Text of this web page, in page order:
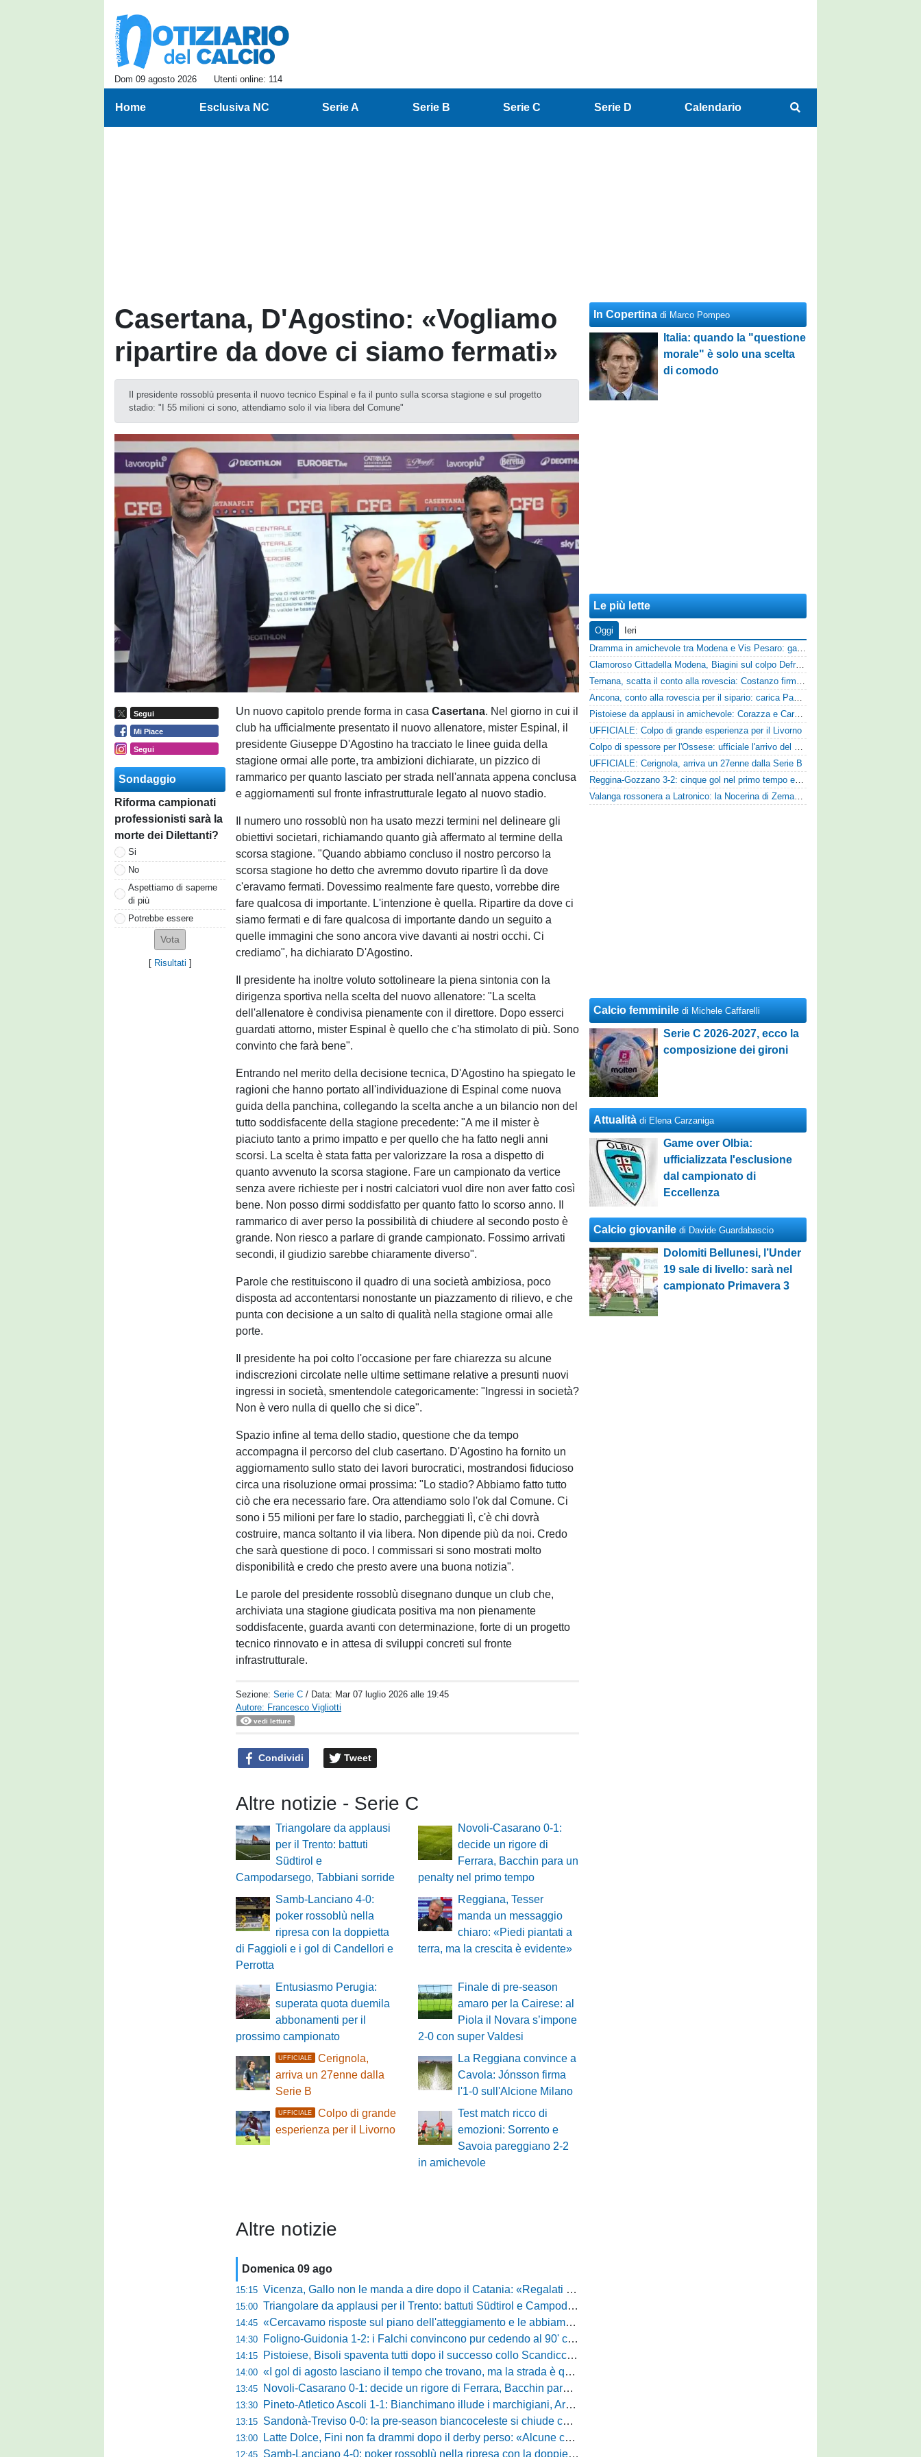
Dom 09 agosto 2026 Utenti online: 114
Home Esclusiva NC Serie A Serie B Serie C Serie D Calendario
Casertana, D'Agostino: «Vogliamo
ripartire da dove ci siamo fermati»
Il presidente rossoblù presenta il nuovo tecnico Espinal e fa il punto sulla scorsa stagione e sul progetto
stadio: "I 55 milioni ci sono, attendiamo solo il via libera del Comune"
Segui
Mi Piace
Segui
Sondaggio
Riforma campionati
professionisti sarà la
morte dei Dilettanti?
Si
No
Aspettiamo di saperne
di più
Potrebbe essere
[ Risultati ]
Un nuovo capitolo prende forma in casaCasertana. Nel giorno in cui il
club ha ufficialmente presentato il nuovo allenatore, mister Espinal, il
presidente Giuseppe D'Agostino ha tracciato le linee guida della
stagione ormai alle porte, tra ambizioni dichiarate, un pizzico di
rammarico per quanto lasciato per strada nell'annata appena conclusa
e aggiornamenti sul fronte infrastrutturale legato al nuovo stadio.
Il numero uno rossoblù non ha usato mezzi termini nel delineare gli
obiettivi societari, richiamando quanto già affermato al termine della
scorsa stagione. "Quando abbiamo concluso il nostro percorso la
scorsa stagione ho detto che avremmo dovuto ripartire lì da dove
c'eravamo fermati. Dovessimo realmente fare questo, vorrebbe dire
fare qualcosa di importante. L'intenzione è quella. Ripartire da dove ci
siamo fermati e di fare qualcosa di importante dando un seguito a
quelle immagini che sono ancora vive davanti ai nostri occhi. Ci
crediamo", ha dichiarato D'Agostino.
Il presidente ha inoltre voluto sottolineare la piena sintonia con la
dirigenza sportiva nella scelta del nuovo allenatore: "La scelta
dell'allenatore è condivisa pienamente con il direttore. Dopo esserci
guardati attorno, mister Espinal è quello che c'ha stimolato di più. Sono
convinto che farà bene".
Entrando nel merito della decisione tecnica, D'Agostino ha spiegato le
ragioni che hanno portato all'individuazione di Espinal come nuova
guida della panchina, collegando la scelta anche a un bilancio non del
tutto soddisfacente della stagione precedente: "A me il mister è
piaciuto tanto a primo impatto e per quello che ha fatto negli anni
scorsi. La scelta è stata fatta per valorizzare la rosa a dispetto di
quanto avvenuto la scorsa stagione. Fare un campionato da vertice
senza avere richieste per i nostri calciatori vuol dire non aver fatto così
bene. Non posso dirmi soddisfatto per quanto fatto lo scorso anno. Il
rammarico di aver perso la possibilità di chiudere al secondo posto è
grande. Non riesco a parlare di grande campionato. Fossimo arrivati
secondi, il giudizio sarebbe chiaramente diverso".
Parole che restituiscono il quadro di una società ambiziosa, poco
disposta ad accontentarsi nonostante un piazzamento di rilievo, e che
punta con decisione a un salto di qualità nella stagione ormai alle
porte.
Il presidente ha poi colto l'occasione per fare chiarezza su alcune
indiscrezioni circolate nelle ultime settimane relative a presunti nuovi
ingressi in società, smentendole categoricamente: "Ingressi in società?
Non è vero nulla di quello che si dice".
Spazio infine al tema dello stadio, questione che da tempo
accompagna il percorso del club casertano. D'Agostino ha fornito un
aggiornamento sullo stato dei lavori burocratici, mostrandosi fiducioso
circa una risoluzione ormai prossima: "Lo stadio? Abbiamo fatto tutto
ciò che era necessario fare. Ora attendiamo solo l'ok dal Comune. Ci
sono i 55 milioni per fare lo stadio, parcheggiati lì, c'è chi dovrà
costruire, manca soltanto il via libera. Non dipende più da noi. Credo
che sarà questione di poco. I commissari si sono mostrati molto
disponibilità e credo che presto avere una buona notizia".
Le parole del presidente rossoblù disegnano dunque un club che,
archiviata una stagione giudicata positiva ma non pienamente
soddisfacente, guarda avanti con determinazione, forte di un progetto
tecnico rinnovato e in attesa di sviluppi concreti sul fronte
infrastrutturale.
Sezione:Serie C / Data: Mar 07 luglio 2026 alle 19:45
Autore: Francesco Vigliotti
vedi letture
Condividi Tweet
Altre notizie - Serie C
Triangolare da applausi
per il Trento: battuti
Südtirol e
Campodarsego, Tabbiani sorride
Novoli-Casarano 0-1:
decide un rigore di
Ferrara, Bacchin para un
penalty nel primo tempo
Samb-Lanciano 4-0:
poker rossoblù nella
ripresa con la doppietta
di Faggioli e i gol di Candellori e
Perrotta
Reggiana, Tesser
manda un messaggio
chiaro: «Piedi piantati a
terra, ma la crescita è evidente»
Entusiasmo Perugia:
superata quota duemila
abbonamenti per il
prossimo campionato
Finale di pre-season
amaro per la Cairese: al
Piola il Novara s’impone
2-0 con super Valdesi
UFFICIALE
Cerignola,
arriva un 27enne dalla
Serie B
La Reggiana convince a
Cavola: Jónsson firma
l'1-0 sull'Alcione Milano
UFFICIALE
Colpo di grande
esperienza per il Livorno
Test match ricco di
emozioni: Sorrento e
Savoia pareggiano 2-2
in amichevole
Altre notizie
Domenica 09 ago
15:15 Vicenza, Gallo non le manda a dire dopo il Catania: «Regalati troppi palloni, Claiton ha calciato un pessimo rigore»
15:00 Triangolare da applausi per il Trento: battuti Südtirol e Campodarsego, Tabbiani sorride
14:45 «Cercavamo risposte sul piano dell'atteggiamento e le abbiamo avute»: Bernardini promuove i suoi e lancia la sfida al Taranto
14:30 Foligno-Guidonia 1-2: i Falchi convincono pur cedendo al 90' contro i laziali
14:15 Pistoiese, Bisoli spaventa tutti dopo il successo collo Scandicci: «Non possiamo fare un secondo tempo così, solo una cosa viene prima di questa maglia»
14:00 «I gol di agosto lasciano il tempo che trovano, ma la strada è quella giusta»: Alma fa volare la Reggina e carica l'ambiente
13:45 Novoli-Casarano 0-1: decide un rigore di Ferrara, Bacchin para un penalty nel primo tempo
13:30 Pineto-Atletico Ascoli 1-1: Bianchimano illude i marchigiani, Ardizzone salva i biancazzurri nel finale
13:15 Sandonà-Treviso 0-0: la pre-season biancoceleste si chiude con un pareggio senza reti
13:00 Latte Dolce, Fini non fa drammi dopo il derby perso: «Alcune cose non mi sono piaciute, ma siamo sulla strada giusta»
12:45 Samb-Lanciano 4-0: poker rossoblù nella ripresa con la doppietta di Faggioli e i gol di Candellori e Perrotta
In Copertina di Marco Pompeo
Italia: quando la "questione
morale" è solo una scelta
di comodo
Le più lette
Oggi
Ieri
Dramma in amichevole tra Modena e Vis Pesaro: gara sospesa per il grave infortunio di Sersanti
Clamoroso Cittadella Modena, Biagini sul colpo Defrel: «Per noi rappresenta un sogno, a volte si realizzano»
Ternana, scatta il conto alla rovescia: Costanzo firma, Hraiech vicino e nel pomeriggio c'è l'amichevole
Ancona, conto alla rovescia per il sipario: carica Pandolfi e risposta da record degli abbonati
Pistoiese da applausi in amichevole: Corazza e Cardelli piegano lo Scandicci per 1-0
UFFICIALE: Colpo di grande esperienza per il Livorno
Colpo di spessore per l'Ossese: ufficiale l'arrivo del difensore Riccardo Idda
UFFICIALE: Cerignola, arriva un 27enne dalla Serie B
Reggina-Gozzano 3-2: cinque gol nel primo tempo e secondo successo per la squadra di Marchionni
Valanga rossonera a Latronico: la Nocerina di Zeman ne fa 9 all'Atletico Agromonte
Calcio femminile di Michele Caffarelli
Serie C 2026-2027, ecco la
composizione dei gironi
Attualità di Elena Carzaniga
Game over Olbia:
ufficializzata l'esclusione
dal campionato di
Eccellenza
Calcio giovanile di Davide Guardabascio
Dolomiti Bellunesi, l’Under
19 sale di livello: sarà nel
campionato Primavera 3